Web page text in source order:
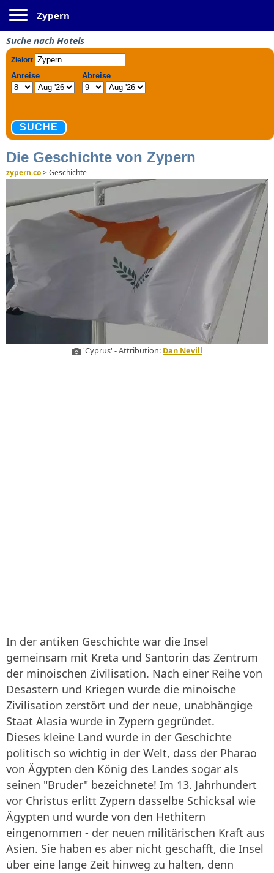
Zypern
Suche nach Hotels
Die Geschichte von Zypern
zypern.co>Geschichte
'Cyprus' - Attribution: Dan Nevill
In der antiken Geschichte war die Insel
gemeinsam mit Kreta und Santorin das Zentrum
der minoischen Zivilisation. Nach einer Reihe von
Desastern und Kriegen wurde die minoische
Zivilisation zerstört und der neue, unabhängige
Staat Alasia wurde in Zypern gegründet.
Dieses kleine Land wurde in der Geschichte
politisch so wichtig in der Welt, dass der Pharao
von Ägypten den König des Landes sogar als
seinen "Bruder" bezeichnete! Im 13. Jahrhundert
vor Christus erlitt Zypern dasselbe Schicksal wie
Ägypten und wurde von den Hethitern
eingenommen - der neuen militärischen Kraft aus
Asien. Sie haben es aber nicht geschafft, die Insel
über eine lange Zeit hinweg zu halten, denn